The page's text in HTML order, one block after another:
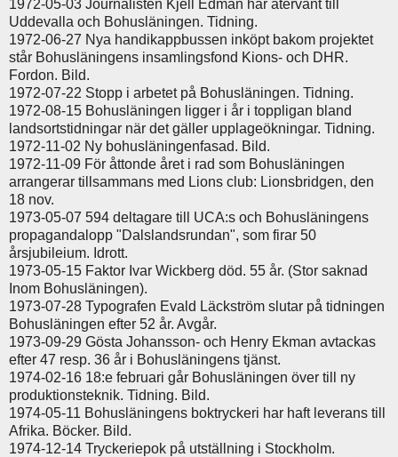
1972-05-03 Journalisten Kjell Edman har återvänt till
Uddevalla och Bohusläningen. Tidning.
1972-06-27 Nya handikappbussen inköpt bakom projektet
står Bohusläningens insamlingsfond Kions- och DHR.
Fordon. Bild.
1972-07-22 Stopp i arbetet på Bohusläningen. Tidning.
1972-08-15 Bohusläningen ligger i år i toppligan bland
landsortstidningar när det gäller upplageökningar. Tidning.
1972-11-02 Ny bohusläningenfasad. Bild.
1972-11-09 För åttonde året i rad som Bohusläningen
arrangerar tillsammans med Lions club: Lionsbridgen, den
18 nov.
1973-05-07 594 deltagare till UCA:s och Bohusläningens
propagandalopp "Dalslandsrundan", som firar 50
årsjubileium. Idrott.
1973-05-15 Faktor Ivar Wickberg död. 55 år. (Stor saknad
Inom Bohusläningen).
1973-07-28 Typografen Evald Läckström slutar på tidningen
Bohusläningen efter 52 år. Avgår.
1973-09-29 Gösta Johansson- och Henry Ekman avtackas
efter 47 resp. 36 år i Bohusläningens tjänst.
1974-02-16 18:e februari går Bohusläningen över till ny
produktionsteknik. Tidning. Bild.
1974-05-11 Bohusläningens boktryckeri har haft leverans till
Afrika. Böcker. Bild.
1974-12-14 Tryckeriepok på utställning i Stockholm.